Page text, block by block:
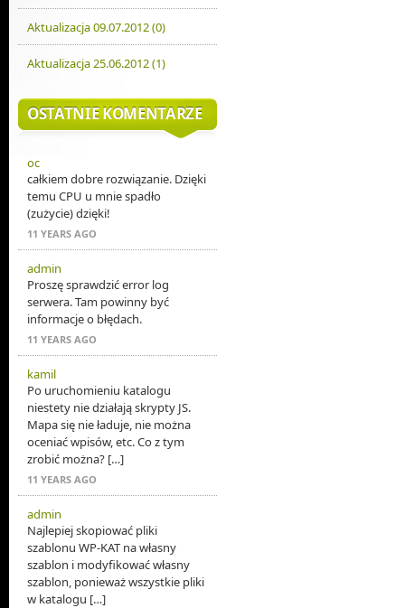
Aktualizacja 09.07.2012 (0)
Aktualizacja 25.06.2012 (1)
OSTATNIE KOMENTARZE
oc
całkiem dobre rozwiązanie. Dzięki
temu CPU u mnie spadło
(zużycie) dzięki!
11 YEARS AGO
admin
Proszę sprawdzić error log
serwera. Tam powinny być
informacje o błędach.
11 YEARS AGO
kamil
Po uruchomieniu katalogu
niestety nie działają skrypty JS.
Mapa się nie ładuje, nie można
oceniać wpisów, etc. Co z tym
zrobić można? […]
11 YEARS AGO
admin
Najlepiej skopiować pliki
szablonu WP-KAT na własny
szablon i modyfikować własny
szablon, ponieważ wszystkie pliki
w katalogu […]